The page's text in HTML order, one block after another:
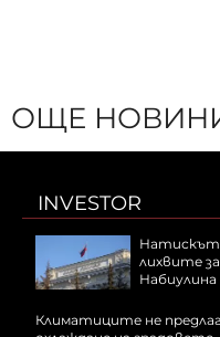
ОЩЕ
INVESTOR
Натискът
лихвите
Набиулина
Климатиците не